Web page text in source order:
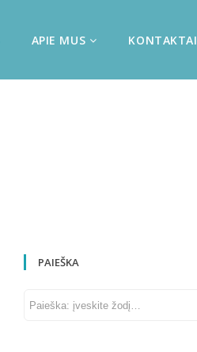
APIE MUS KONTAKTAI
PAIEŠKA